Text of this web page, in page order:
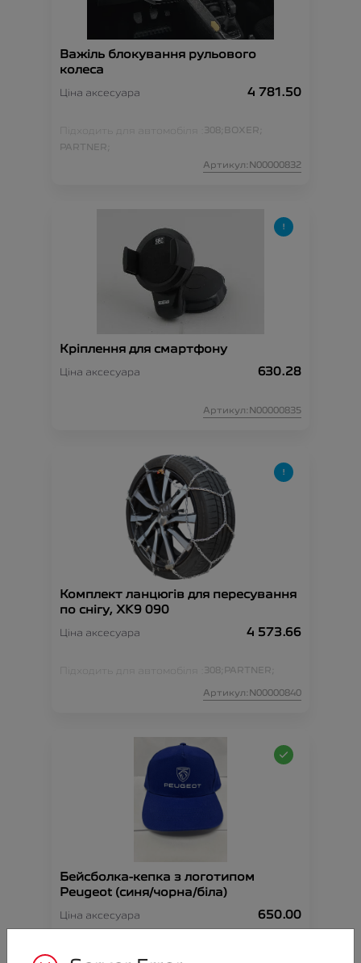
Важіль блокування рульового
колеса
Ціна аксесуара 4 781.50
Підходить для автомобіля : 308; BOXER;
PARTNER;
Артикул:N00000832
Кріплення для смартфону
Ціна аксесуара 630.28
Артикул:N00000835
Комплект ланцюгів для пересування
по снігу, XK9 090
Ціна аксесуара 4 573.66
Підходить для автомобіля : 308; PARTNER;
Артикул:N00000840
Бейсболка-кепка з логотипом
Peugeot (синя/чорна/біла)
Ціна аксесуара 650.00